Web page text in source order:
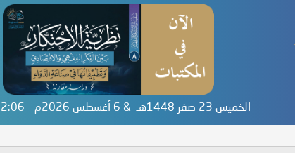
الخميس 23 صفر 1448هـ & 6 أغسطس 2026م